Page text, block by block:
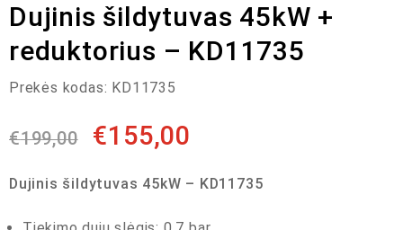
Dujinis šildytuvas 45kW +
reduktorius – KD11735
Prekės kodas: KD11735
€199,00 €155,00
Dujinis šildytuvas 45kW – KD11735